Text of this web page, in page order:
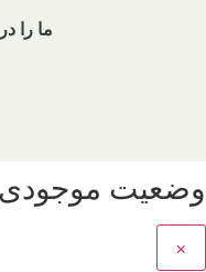
ما را
وضعیت موجودی
×